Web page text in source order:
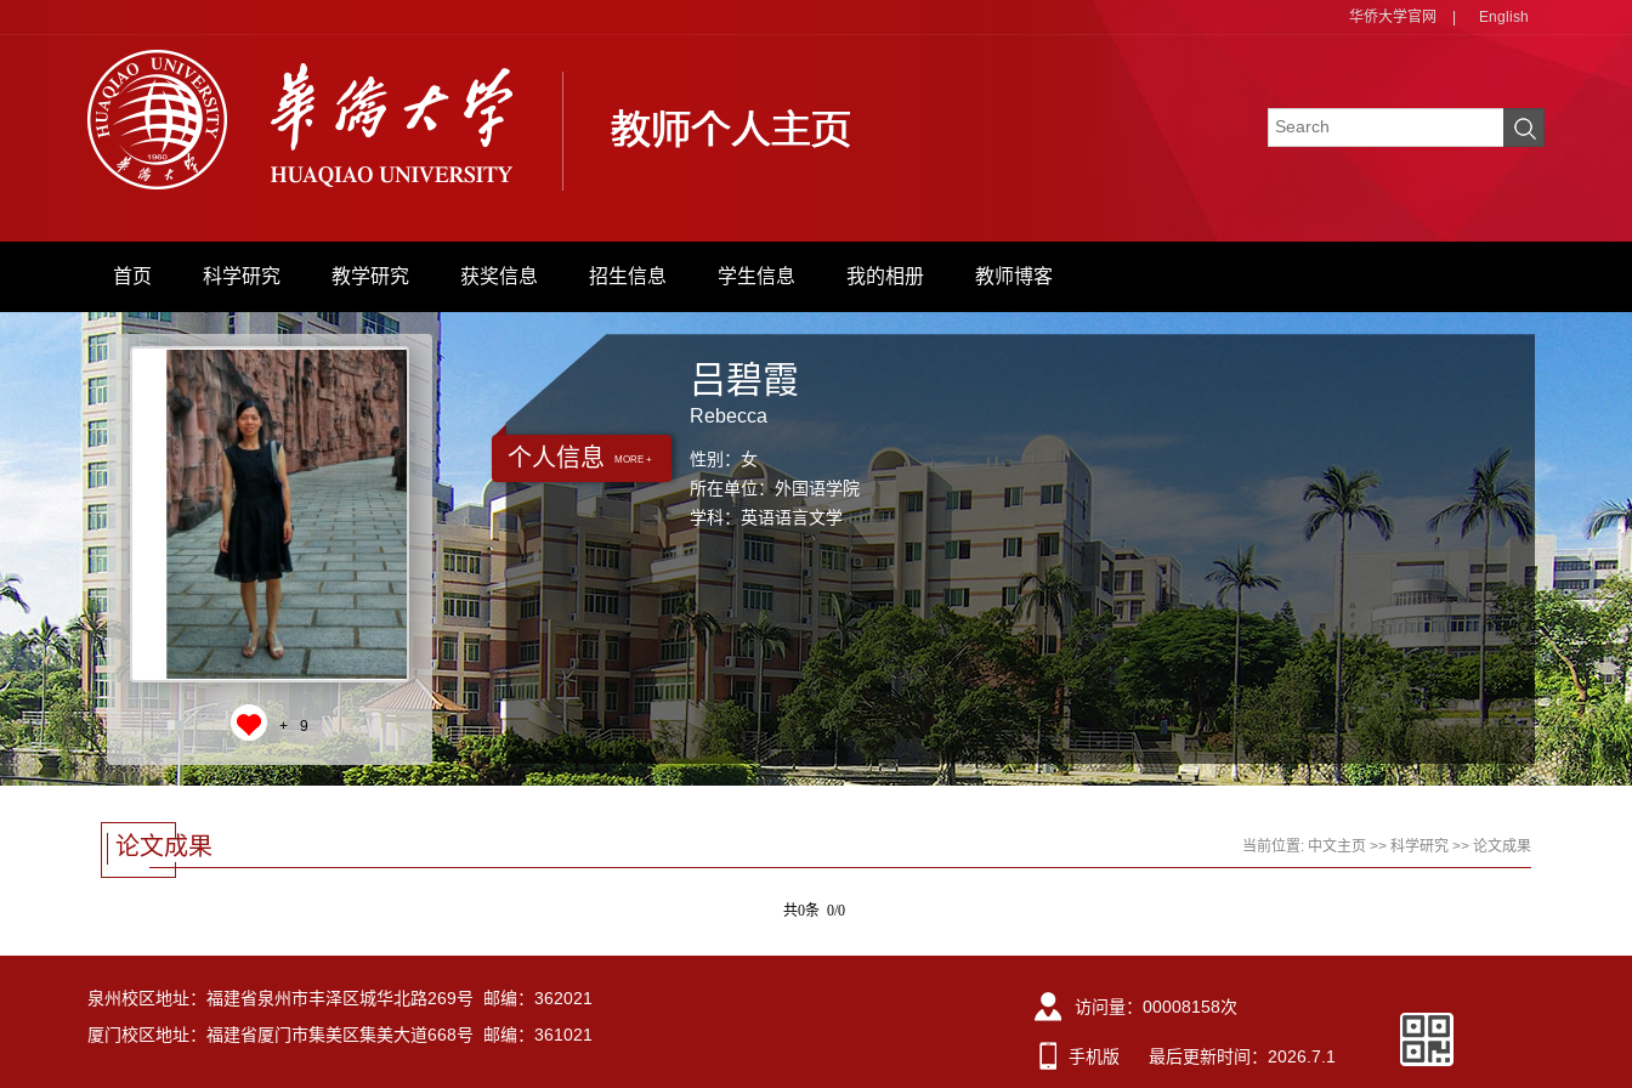
华侨大学官网 English
首页 科学研究 教学研究 获奖信息 招生信息 学生信息 我的相册 教师博客
+ 9
个人信息 MORE +
吕碧霞
Rebecca
性别：女
所在单位：外国语学院
学科：英语语言文学
论文成果 当前位置: 中文主页 >> 科学研究 >> 论文成果
共0条 0/0
泉州校区地址：福建省泉州市丰泽区城华北路269号 邮编：362021
厦门校区地址：福建省厦门市集美区集美大道668号 邮编：361021
访问量： 00008158次
手机版 最后更新时间： 2026 7 1